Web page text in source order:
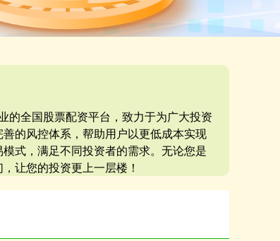
全国股票配资平台，致力于为广大投资
的风控体系，帮助用户以更低成本实现
式，满足不同投资者的需求。无论您是
让您的投资更上一层楼！